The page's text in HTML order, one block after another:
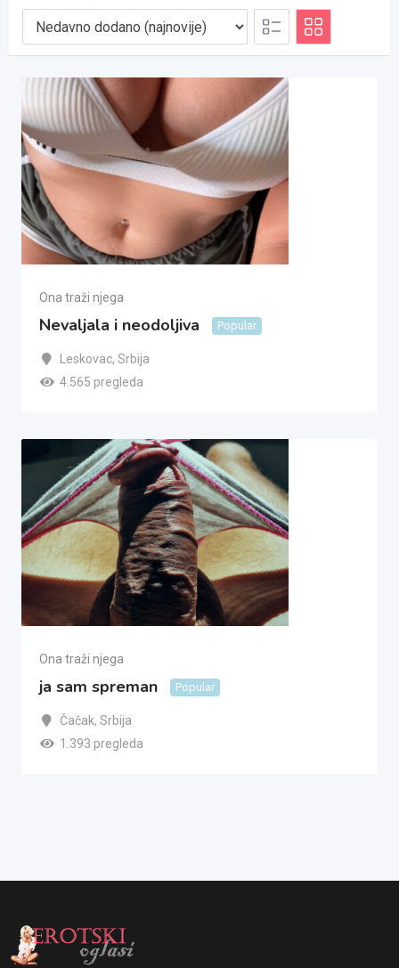
Ona traži njega
Nevaljala i neodoljiva Popular
Leskovac, Srbija
4.565 pregleda
Ona traži njega
ja sam spreman Popular
Čačak, Srbija
1.393 pregleda